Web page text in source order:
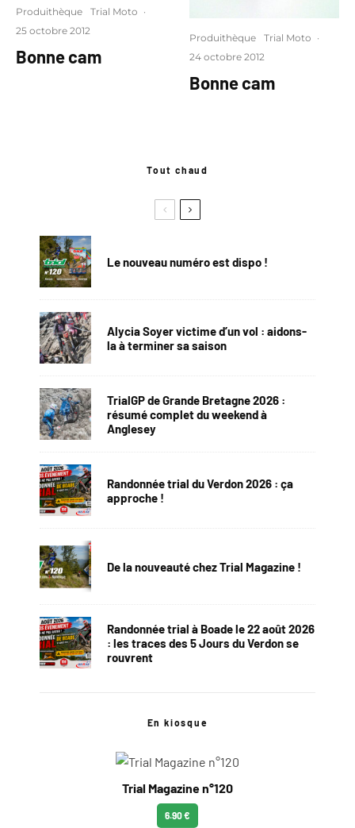
Produithèque Trial Moto ·
25 octobre 2012
Bonne cam
Produithèque Trial Moto ·
24 octobre 2012
Bonne cam
Tout chaud
Le nouveau numéro est dispo !
Alycia Soyer victime d’un vol : aidons-
la à terminer sa saison
TrialGP de Grande Bretagne 2026 :
résumé complet du weekend à
Anglesey
Randonnée trial du Verdon 2026 : ça
approche !
De la nouveauté chez Trial Magazine !
Randonnée trial à Boade le 22 août 2026
: les traces des 5 Jours du Verdon se
rouvrent
En kiosque
Trial Magazine n°120
6.90 €